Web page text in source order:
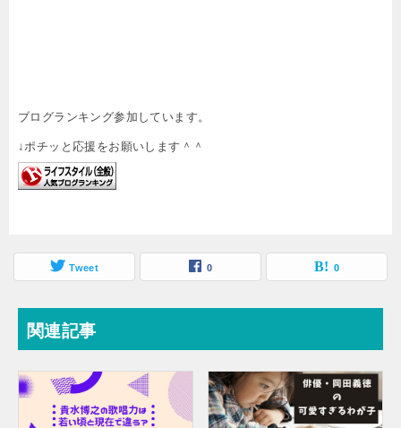
ブログランキング参加しています。
↓ポチッと応援をお願いします＾＾
Tweet 0 0
関連記事